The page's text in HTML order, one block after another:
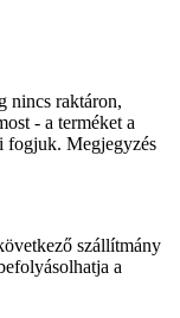
nincs raktáron,
- a terméket a
fogjuk. Megjegyzés
szállítmány
a